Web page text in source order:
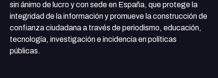
sin ánimo de lucro y con sede en España, que protege la
integridad de la información y promueve la construcción de
confianza ciudadana a través de periodismo, educación,
tecnología, investigación e incidencia en políticas
públicas.